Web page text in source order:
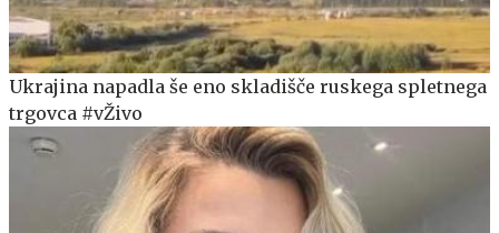
Ukrajina napadla še eno skladišče ruskega spletnega
trgovca #vŽivo